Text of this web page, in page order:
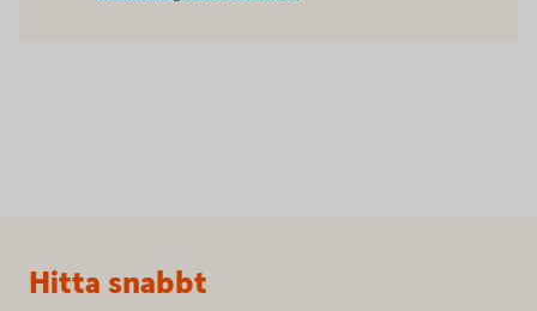
Sidfot
Hitta snabbt